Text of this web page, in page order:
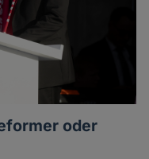
oder